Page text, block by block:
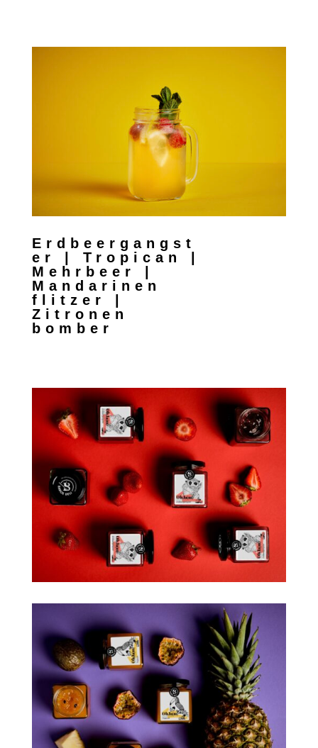
Erdbeergangst
er | Tropican |
Mehrbeer |
Mandarinen
flitzer |
Zitronen
bomber